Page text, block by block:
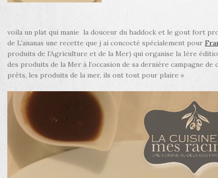
voila un plat qui manie la douceur du haddock et le gout fort
de L’ananas une recette que j ai concocté spécialement pour
produits de l’Agriculture et de la Mer) qui organise la 1ère
des produits de la Mer à l’occasion de sa dernière campagne de
prêts, les produits de la mer, ils ont tout pour plaire »